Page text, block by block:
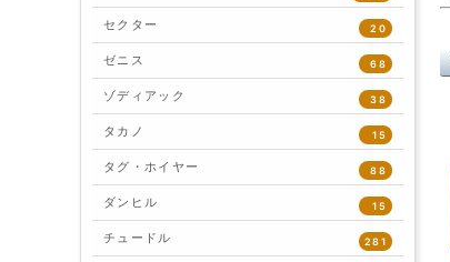
セクター 20
ゼニス 68
ゾディアック 38
タカノ 15
タグ・ホイヤー 88
ダンヒル 15
チュードル 281